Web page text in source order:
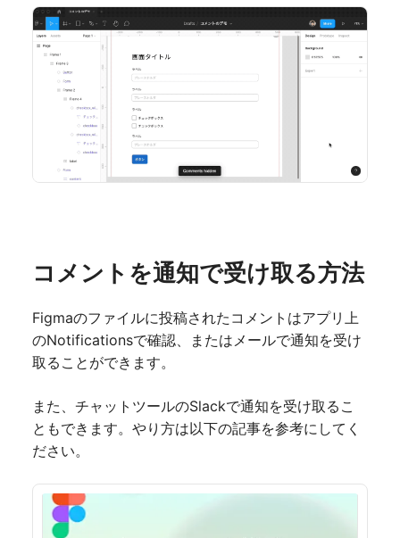
コメントを通知で受け取る方法
Figmaのファイルに投稿されたコメントはアプリ上
のNotificationsで確認、またはメールで通知を受け
取ることができます。
また、チャットツールのSlackで通知を受け取るこ
ともできます。やり方は以下の記事を参考にしてく
ださい。